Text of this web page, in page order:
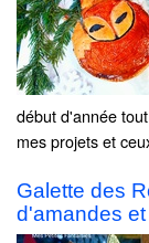
début d'année
mes projets et
Galette des
d'amandes